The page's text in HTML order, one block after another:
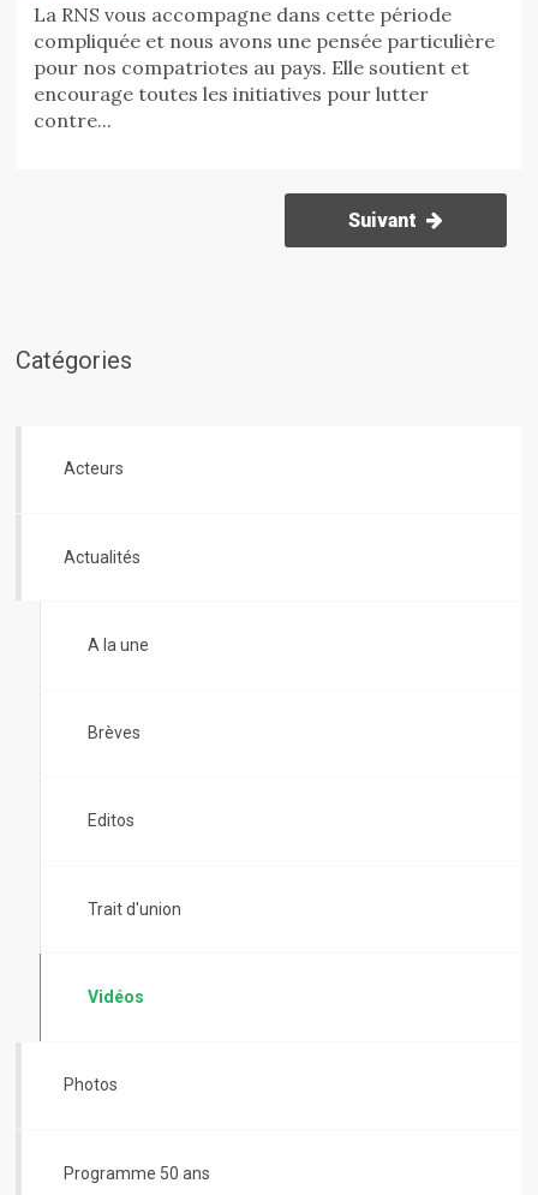
La RNS vous accompagne dans cette période
compliquée et nous avons une pensée particulière
pour nos compatriotes au pays. Elle soutient et
encourage toutes les initiatives pour lutter
contre...
Suivant
Catégories
Acteurs
Actualités
A la une
Brèves
Editos
Trait d'union
Vidéos
Photos
Programme 50 ans